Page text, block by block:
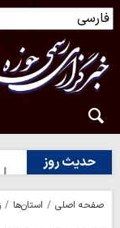
حدیث روز
بر تلخی حق
صفحه اصلی استان‌ها